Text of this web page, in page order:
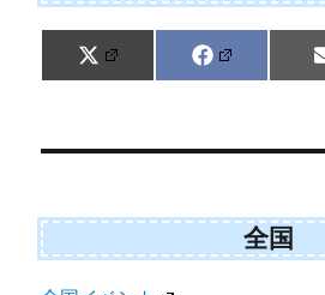
Share
on
X
(
t
r
Share
on
F
a
o
全国